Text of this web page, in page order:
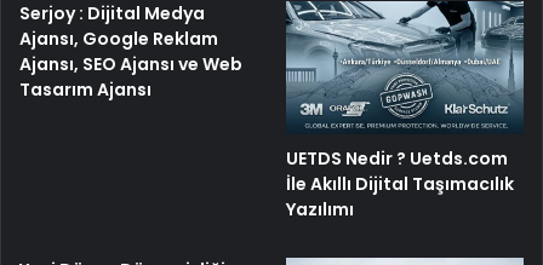
Serjoy : Dijital Medya
Ajansı, Google Reklam
Ajansı, SEO Ajansı ve Web
Tasarım Ajansı
UETDS Nedir ? Uetds.com
İle Akıllı Dijital Taşımacılık
Yazılımı